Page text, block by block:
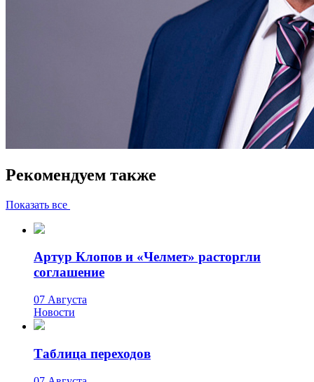
Рекомендуем также
Показать все
Артур Клопов и «Челмет» расторгли
соглашение
07 Августа
Новости
Таблица переходов